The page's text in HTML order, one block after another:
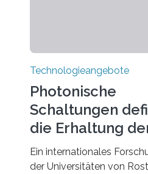
Technologieangebote
Photonische
Schaltungen
die Erhaltung
neu
Ein internationales
der Universitäten von